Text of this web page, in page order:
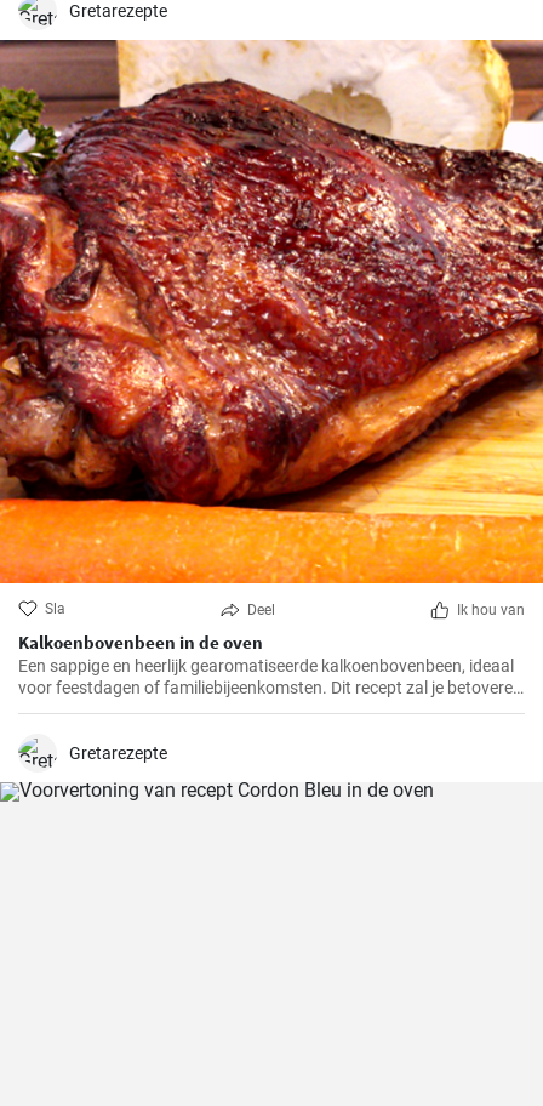
Gretarezepte
Sla Deel Ik hou van
Kalkoenbovenbeen in de oven
Een sappige en heerlijk gearomatiseerde kalkoenbovenbeen, ideaal
voor feestdagen of familiebijeenkomsten. Dit recept zal je betoveren
met zijn unieke smaak en eenvoudige bereiding.
Gretarezepte